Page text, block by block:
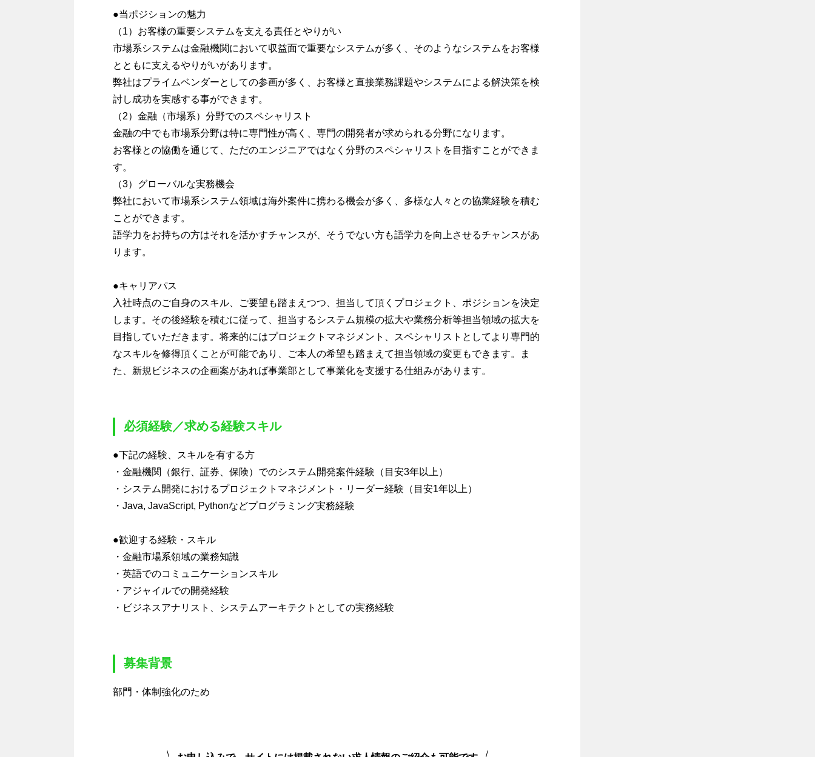
●当ポジションの魅力
（1）お客様の重要システムを支える責任とやりがい
市場系システムは金融機関において収益面で重要なシステムが多く、そのようなシステムをお客様
とともに支えるやりがいがあります。
弊社はプライムベンダーとしての参画が多く、お客様と直接業務課題やシステムによる解決策を検
討し成功を実感する事ができます。
（2）金融（市場系）分野でのスペシャリスト
金融の中でも市場系分野は特に専門性が高く、専門の開発者が求められる分野になります。
お客様との協働を通じて、ただのエンジニアではなく分野のスペシャリストを目指すことができま
す。
（3）グローバルな実務機会
弊社において市場系システム領域は海外案件に携わる機会が多く、多様な人々との協業経験を積む
ことができます。
語学力をお持ちの方はそれを活かすチャンスが、そうでない方も語学力を向上させるチャンスがあ
ります。
●キャリアパス
入社時点のご自身のスキル、ご要望も踏まえつつ、担当して頂くプロジェクト、ポジションを決定
します。その後経験を積むに従って、担当するシステム規模の拡大や業務分析等担当領域の拡大を
目指していただきます。将来的にはプロジェクトマネジメント、スペシャリストとしてより専門的
なスキルを修得頂くことが可能であり、ご本人の希望も踏まえて担当領域の変更もできます。ま
た、新規ビジネスの企画案があれば事業部として事業化を支援する仕組みがあります。
必須経験／求める経験スキル
●下記の経験、スキルを有する方
・金融機関（銀行、証券、保険）でのシステム開発案件経験（目安3年以上）
・システム開発におけるプロジェクトマネジメント・リーダー経験（目安1年以上）
・Java, JavaScript, Pythonなどプログラミング実務経験
●歓迎する経験・スキル
・金融市場系領域の業務知識
・英語でのコミュニケーションスキル
・アジャイルでの開発経験
・ビジネスアナリスト、システムアーキテクトとしての実務経験
募集背景
部門・体制強化のため